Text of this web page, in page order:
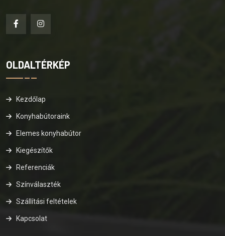
OLDALTÉRKÉP
Kezdőlap
Konyhabútoraink
Elemes konyhabútor
Kiegészítők
Referenciák
Színválaszték
Szállítási feltételek
Kapcsolat